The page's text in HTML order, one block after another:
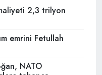
2,3 trilyon
emrini Fetullah
NATO